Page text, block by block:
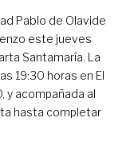
Pablo de Olavide
este jueves
Santamaría. La
19:30 horas en El
y acompañada al
hasta completar